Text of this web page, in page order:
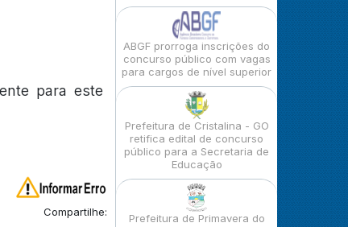
para este
Compartilhe:
ABGF prorroga inscrições do
concurso público com vagas
para cargos de nível superior
Prefeitura de Cristalina - GO
retifica edital de concurso
público para a Secretaria de
Educação
Prefeitura de Primavera do